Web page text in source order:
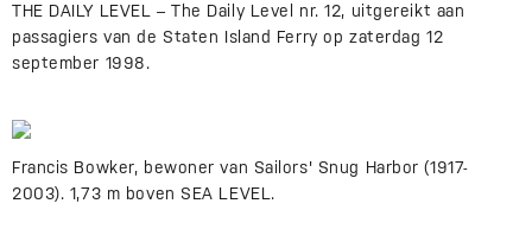
THE DAILY LEVEL – The Daily Level nr. 12, uitgereikt aan
passagiers van de Staten Island Ferry op zaterdag 12
september 1998.
Francis Bowker, bewoner van Sailors' Snug Harbor (1917-
2003). 1,73 m boven SEA LEVEL.